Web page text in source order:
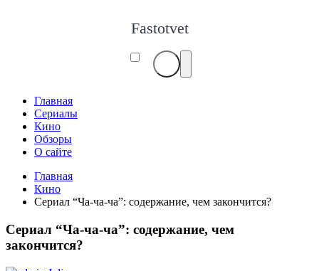
Fastotvet
Главная
Сериалы
Кино
Обзоры
О сайте
Главная
Кино
Сериал “Ча-ча-ча”: содержание, чем закончится?
Сериал “Ча-ча-ча”: содержание, чем
закончится?